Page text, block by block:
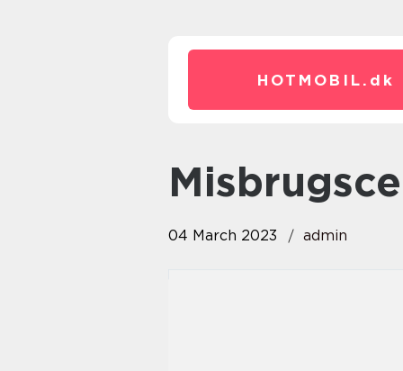
HOTMOBIL. dk
04 March 2023 admin